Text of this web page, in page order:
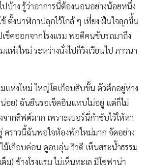
ปบ้าง รู้ว่าอาการนี้ต้องนอนอย่างน้อยหนึ่ง
ตั้งนาฬิกาปลุกไว้ใกล้ ๆ เที่ยง ฝืนใจลุกขึ้น
เช็คออกจากโรงแรม พอดีคนขับรถมาถึง
แห่งใหม่ ระหว่างนั่งไปก็วิงเวียนไป ภาวนา
มแห่งใหม่ ใหญ่โตเกือบสิบชั้น ตัวตึกอยู่ห่าง
อย) ฉันยืนรอเช็คอินแทบไม่อยู่ แต่ก็ไม่
ากลิฟต์มาก เพราะเบอร์นี่กำชับไว้ให้หา
คราวนี้ฉันพอใจห้องพักใหม่มาก จัดอย่าง
เกือบค่อน ดูอบอุ่น วิวดี เห็นสระน้ำธรรม
) ข้างโรงแรม ไม่เห็นทะเล มีโซฟาน่า